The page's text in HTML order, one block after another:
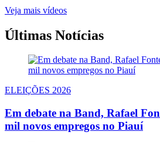
Veja mais vídeos
Últimas Notícias
ELEIÇÕES 2026
Em debate na Band, Rafael
mil novos empregos no Piauí